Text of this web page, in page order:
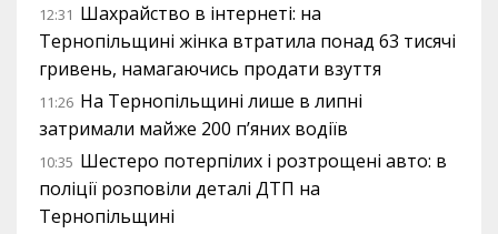
12:31 Шахрайство в інтернеті: на
Тернопільщині жінка втратила понад 63 тисячі
гривень, намагаючись продати взуття
11:26 На Тернопільщині лише в липні
затримали майже 200 п’яних водіїв
10:35 Шестеро потерпілих і розтрощені авто: в
поліції розповіли деталі ДТП на
Тернопільщині